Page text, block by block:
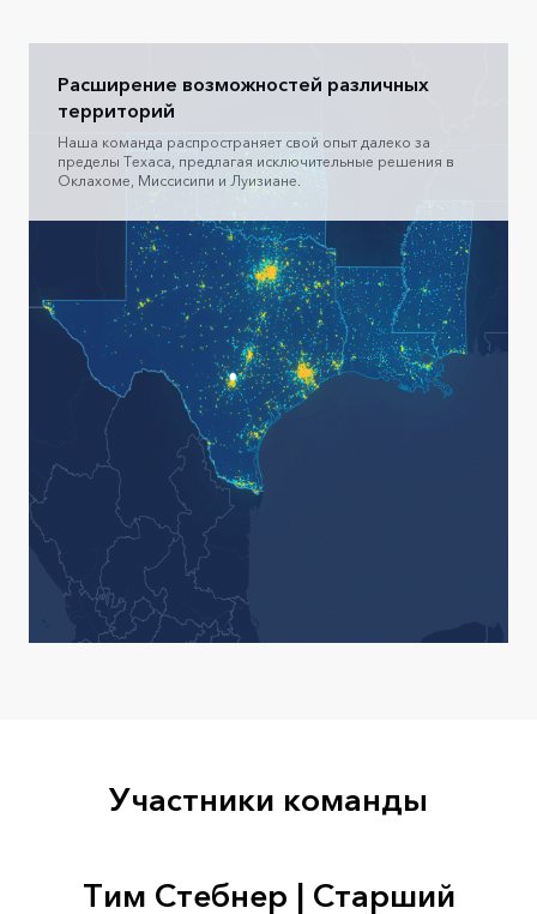
Расширение возможностей различных
территорий
Наша команда распространяет свой опыт далеко за
пределы Техаса, предлагая исключительные решения в
Оклахоме, Миссисипи и Луизиане.
Участники команды
Тим Стебнер | Старший